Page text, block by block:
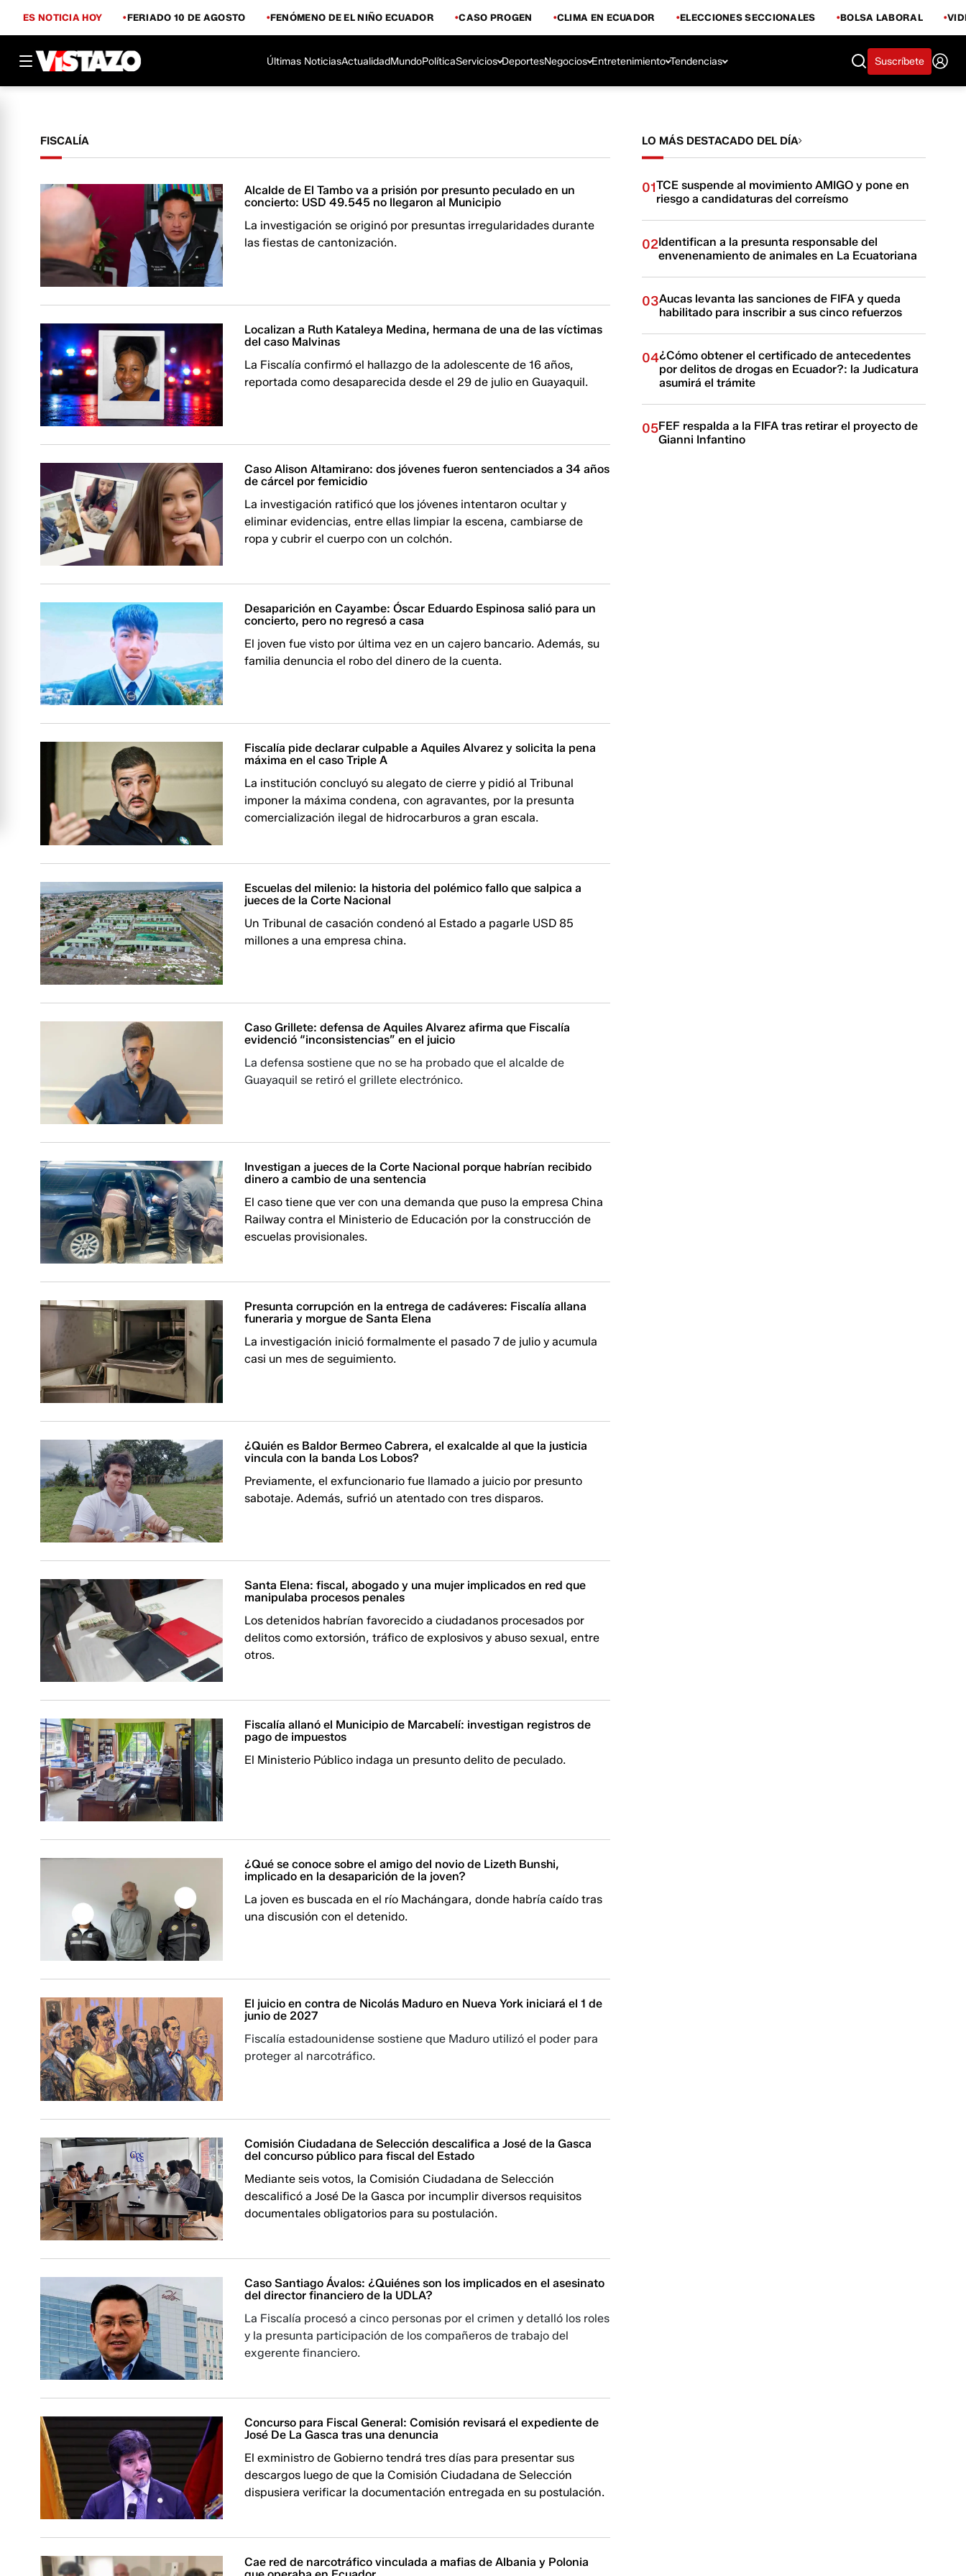
ES NOTICIA HOY FERIADO 10 DE AGOSTO FENÓMENO DE EL NIÑO ECUADOR CASO PROGEN CLIMA EN ECUADOR ELECCIONES SECCIONALES BOLSA LABORAL
Últimas NoticiasActualidadMundoPolíticaServicios DeportesNegocios Entretenimiento Tendencias Suscríbete
FISCALÍA
Alcalde de El Tambo va a prisión por presunto peculado en un
concierto: USD 49.545 no llegaron al Municipio
La investigación se originó por presuntas irregularidades durante
las fiestas de cantonización.
Localizan a Ruth Kataleya Medina, hermana de una de las víctimas
del caso Malvinas
La Fiscalía confirmó el hallazgo de la adolescente de 16 años,
reportada como desaparecida desde el 29 de julio en Guayaquil.
Caso Alison Altamirano: dos jóvenes fueron sentenciados a 34 años
de cárcel por femicidio
La investigación ratificó que los jóvenes intentaron ocultar y
eliminar evidencias, entre ellas limpiar la escena, cambiarse de
ropa y cubrir el cuerpo con un colchón.
Desaparición en Cayambe: Óscar Eduardo Espinosa salió para un
concierto, pero no regresó a casa
El joven fue visto por última vez en un cajero bancario. Además, su
familia denuncia el robo del dinero de la cuenta.
Fiscalía pide declarar culpable a Aquiles Alvarez y solicita la pena
máxima en el caso Triple A
La institución concluyó su alegato de cierre y pidió al Tribunal
imponer la máxima condena, con agravantes, por la presunta
comercialización ilegal de hidrocarburos a gran escala.
Escuelas del milenio: la historia del polémico fallo que salpica a
jueces de la Corte Nacional
Un Tribunal de casación condenó al Estado a pagarle USD 85
millones a una empresa china.
Caso Grillete: defensa de Aquiles Alvarez afirma que Fiscalía
evidenció “inconsistencias” en el juicio
La defensa sostiene que no se ha probado que el alcalde de
Guayaquil se retiró el grillete electrónico.
Investigan a jueces de la Corte Nacional porque habrían recibido
dinero a cambio de una sentencia
El caso tiene que ver con una demanda que puso la empresa China
Railway contra el Ministerio de Educación por la construcción de
escuelas provisionales.
Presunta corrupción en la entrega de cadáveres: Fiscalía allana
funeraria y morgue de Santa Elena
La investigación inició formalmente el pasado 7 de julio y acumula
casi un mes de seguimiento.
¿Quién es Baldor Bermeo Cabrera, el exalcalde al que la justicia
vincula con la banda Los Lobos?
Previamente, el exfuncionario fue llamado a juicio por presunto
sabotaje. Además, sufrió un atentado con tres disparos.
Santa Elena: fiscal, abogado y una mujer implicados en red que
manipulaba procesos penales
Los detenidos habrían favorecido a ciudadanos procesados por
delitos como extorsión, tráfico de explosivos y abuso sexual, entre
otros.
Fiscalía allanó el Municipio de Marcabelí: investigan registros de
pago de impuestos
El Ministerio Público indaga un presunto delito de peculado.
¿Qué se conoce sobre el amigo del novio de Lizeth Bunshi,
implicado en la desaparición de la joven?
La joven es buscada en el río Machángara, donde habría caído tras
una discusión con el detenido.
El juicio en contra de Nicolás Maduro en Nueva York iniciará el 1 de
junio de 2027
Fiscalía estadounidense sostiene que Maduro utilizó el poder para
proteger al narcotráfico.
Comisión Ciudadana de Selección descalifica a José de la Gasca
del concurso público para fiscal del Estado
Mediante seis votos, la Comisión Ciudadana de Selección
descalificó a José De la Gasca por incumplir diversos requisitos
documentales obligatorios para su postulación.
Caso Santiago Ávalos: ¿Quiénes son los implicados en el asesinato
del director financiero de la UDLA?
La Fiscalía procesó a cinco personas por el crimen y detalló los roles
y la presunta participación de los compañeros de trabajo del
exgerente financiero.
Concurso para Fiscal General: Comisión revisará el expediente de
José De La Gasca tras una denuncia
El exministro de Gobierno tendrá tres días para presentar sus
descargos luego de que la Comisión Ciudadana de Selección
dispusiera verificar la documentación entregada en su postulación.
Cae red de narcotráfico vinculada a mafias de Albania y Polonia
LO MÁS DESTACADO DEL DÍA
01TCE suspende al movimiento AMIGO y pone en
riesgo a candidaturas del correísmo
02Identifican a la presunta responsable del
envenenamiento de animales en La Ecuatoriana
03Aucas levanta las sanciones de FIFA y queda
habilitado para inscribir a sus cinco refuerzos
04¿Cómo obtener el certificado de antecedentes
por delitos de drogas en Ecuador?: la Judicatura
asumirá el trámite
05FEF respalda a la FIFA tras retirar el proyecto de
Gianni Infantino